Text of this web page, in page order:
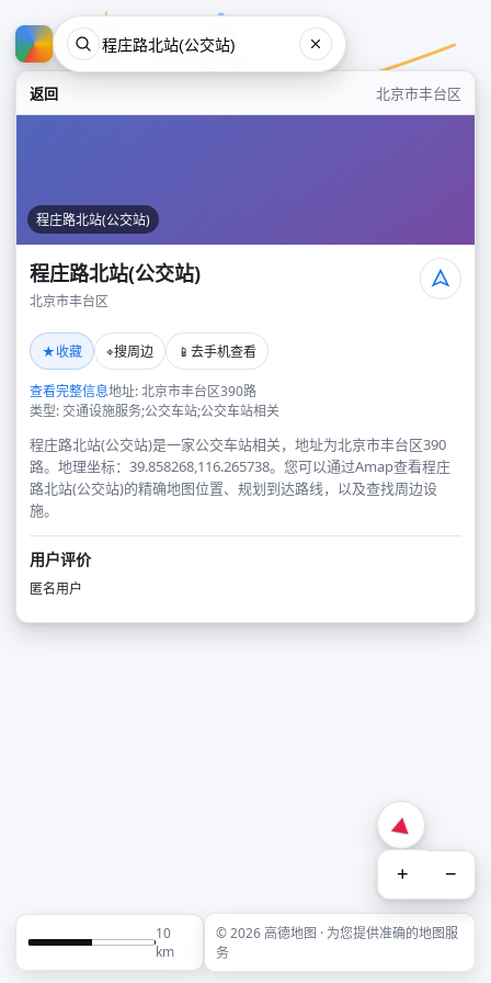
返回 北京市丰台区
程庄路北站(公交站)
程庄路北站(公交站)
北京市丰台区
★收藏 ⌖搜周边 📱 去手机查看
查看完整信息地址: 北京市丰台区390路
类型: 交通设施服务;公交车站;公交车站相关
程庄路北站(公交站)是一家公交车站相关，地址为北京市丰台区390
路。地理坐标：39.858268,116.265738。您可以通过Amap查看程庄
路北站(公交站)的精确地图位置、规划到达路线，以及查找周边设
施。
用户评价
匿名用户
+ −
10
km
© 2026 高德地图 · 为您提供准确的地图服
务